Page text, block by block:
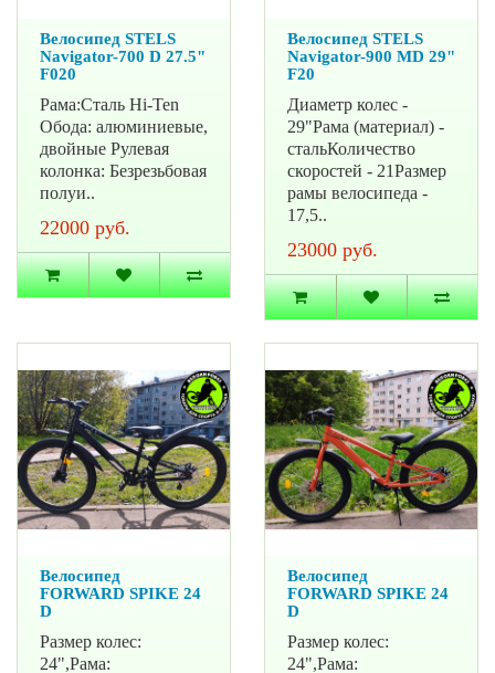
Велосипед STELS
Navigator-700 D 27.5"
F020
Рама:Сталь Hi-Ten
Обода: алюминиевые,
двойные Рулевая
колонка: Безрезьбовая
полуи..
22000 руб.
Велосипед STELS
Navigator-900 MD 29"
F20
Диаметр колес -
29"Рама (материал) -
стальКоличество
скоростей - 21Размер
рамы велосипеда -
17,5..
23000 руб.
Велосипед
FORWARD SPIKE 24
D
Размер колес:
24",Рама:
Велосипед
FORWARD SPIKE 24
D
Размер колес:
24",Рама: